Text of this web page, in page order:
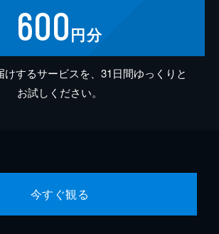
600円分
けするサービスを、31日間ゆっくりと
お試しください。
今すぐ観る